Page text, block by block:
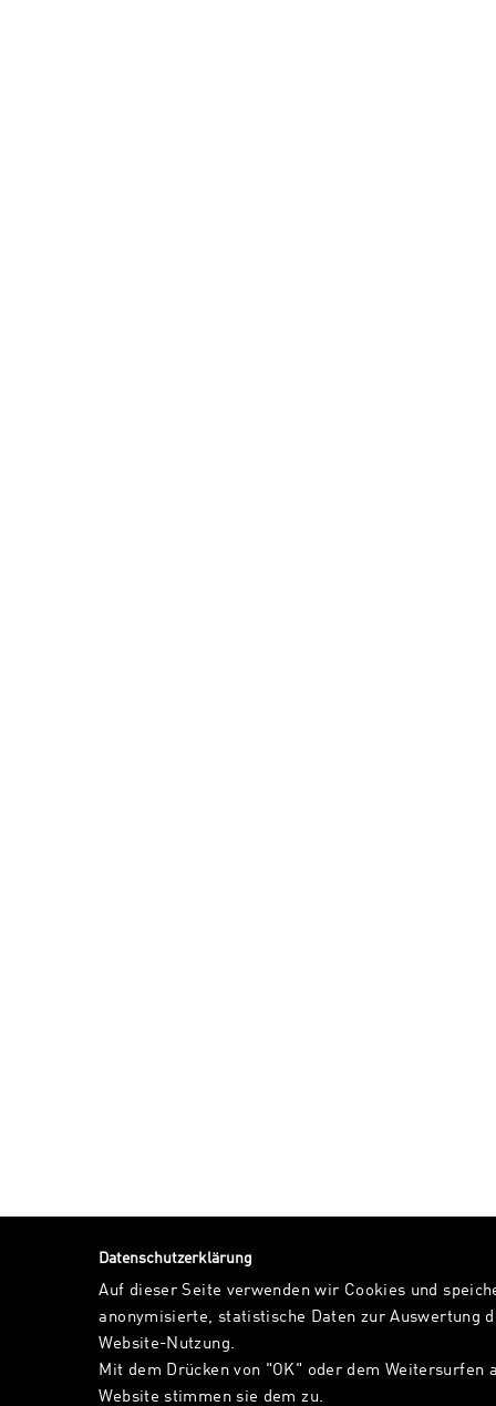
Datenschutzerklärung
Auf dieser Seite verwenden wir Cookies und
anonymisierte, statistische Daten zur Auswertung
Website-Nutzung.
Mit dem Drücken von "OK" oder dem Weitersurfen
Website stimmen sie dem zu.